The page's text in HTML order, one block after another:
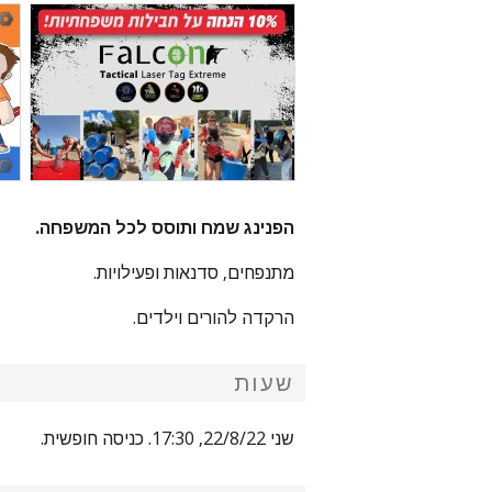
הפנינג שמח ותוסס לכל המשפחה.
מתנפחים, סדנאות ופעילויות.
הרקדה להורים וילדים.
שעות
שני 22/8/22, 17:30. כניסה חופשית.